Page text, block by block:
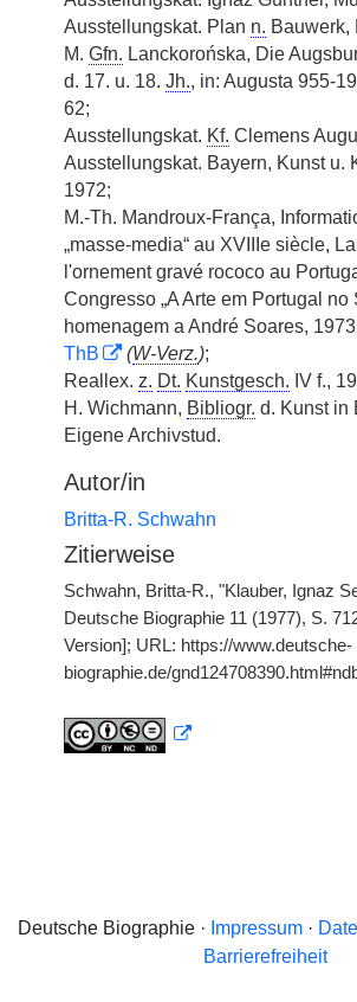
Ausstellungskat. Plan n. Bauwerk,
M. Gfn. Lanckorońska, Die
d. 17. u. 18. Jh., in: Augusta 955-
62;
Ausstellungskat. Kf. Clemens
Ausstellungskat. Bayern, Kunst u.
1972;
M.-Th. Mandroux-França,
„masse-media“ au XVIIIe siècle,
l'ornement gravé rococo au
Congresso „A Arte em Portugal no
homenagem a André Soares,
ThB
(W-Verz.);
Reallex. z. Dt. Kunstgesch. IV f.,
H. Wichmann, Bibliogr. d. Kunst in
Eigene Archivstud.
Autor/in
Britta-R. Schwahn
Zitierweise
Schwahn, Britta-R., "Klauber, Ignaz
Deutsche Biographie 11 (1977), S.
Version]; URL: https://www.deutsche-
biographie.de/
Deutsche Biographie · Impressum·
Barrierefreiheit